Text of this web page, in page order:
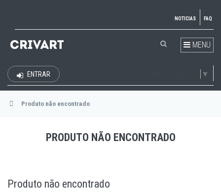
NOTICIAS FAQ
MENU
▼
ENTRAR
Produto não encontrado
PRODUTO NÃO ENCONTRADO
Produto não encontrado